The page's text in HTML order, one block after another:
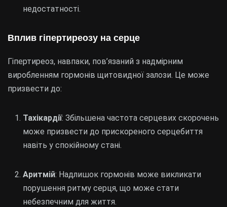
недостатності.
Вплив гіпертиреозу на серце
Гіпертиреоз, навпаки, пов’язаний з надмірним
виробленням гормонів щитовидної залози. Це може
призвести до:
Тахікардії: Збільшена частота серцевих скорочень
може призвести до прискореного серцебиття
навіть у спокійному стані.
Аритмій: Надлишок гормонів може викликати
порушення ритму серця, що може стати
небезпечним для життя.